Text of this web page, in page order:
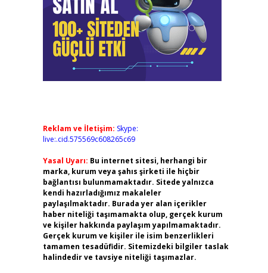
Reklam ve İletişim: Skype:
live:.cid.575569c608265c69
Yasal Uyarı: Bu internet sitesi, herhangi bir
marka, kurum veya şahıs şirketi ile hiçbir
bağlantısı bulunmamaktadır. Sitede yalnızca
kendi hazırladığımız makaleler
paylaşılmaktadır. Burada yer alan içerikler
haber niteliği taşımamakta olup, gerçek kurum
ve kişiler hakkında paylaşım yapılmamaktadır.
Gerçek kurum ve kişiler ile isim benzerlikleri
tamamen tesadüfidir. Sitemizdeki bilgiler taslak
halindedir ve tavsiye niteliği taşımazlar.